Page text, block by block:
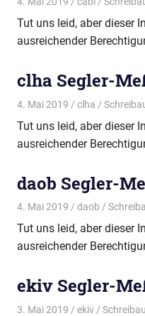
Tut uns leid, aber dieser
ausreichender
clha Segler-
4. Mai 2019 clha
Tut uns leid, aber dieser
ausreichender
daob Segler-
4. Mai 2019 daob
Tut uns leid, aber dieser
ausreichender
ekiv Segler-
3. Mai 2019 ekiv